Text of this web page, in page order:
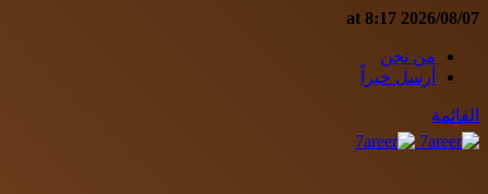
2026/08/07 at 8:17
من نحن
أرسل خبراً
القائمة